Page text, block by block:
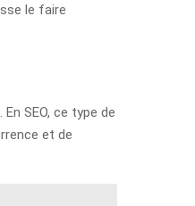
le faire
SEO, ce type de
et de